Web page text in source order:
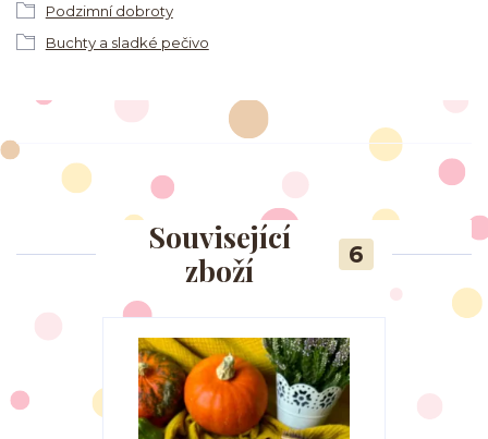
Podzimní dobroty
Buchty a sladké pečivo
Související
zboží
6